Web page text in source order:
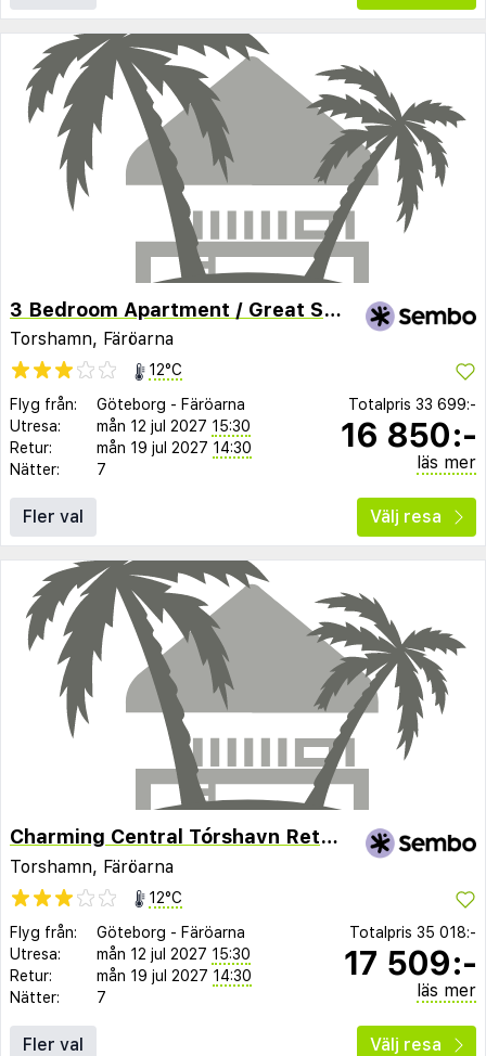
3 Bedroom Apartment / Great Sea View / Quiet
Torshamn, Färöarna
12°C
Flyg från:
Göteborg - Färöarna
Utresa:
mån 12 jul 2027 15:30
Retur:
mån 19 jul 2027 14:30
Nätter:
7
Totalpris 33 699:-
16 850:-
läs mer
Fler val Välj resa
Charming Central Tórshavn Retreat - 2Br Apartment
Torshamn, Färöarna
12°C
Flyg från:
Göteborg - Färöarna
Utresa:
mån 12 jul 2027 15:30
Retur:
mån 19 jul 2027 14:30
Nätter:
7
Totalpris 35 018:-
17 509:-
läs mer
Fler val Välj resa